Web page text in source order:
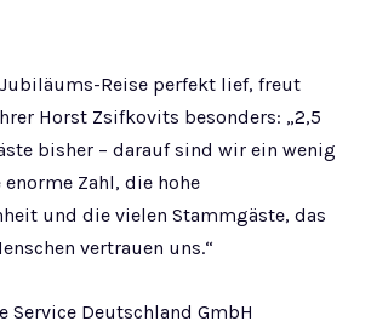
Reise perfekt lief, freut
Horst Zsifkovits besonders: „2,5
bisher – darauf sind wir ein wenig
Zahl, die hohe
und die vielen Stammgäste, das
vertrauen uns.“
Service Deutschland GmbH